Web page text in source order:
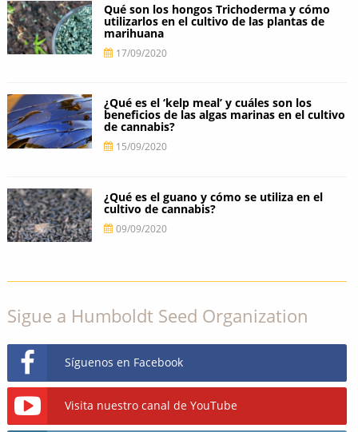
Qué son los hongos Trichoderma y cómo
utilizarlos en el cultivo de las plantas de
marihuana
17/09/2020
¿Qué es el ‘kelp meal’ y cuáles son los
beneficios de las algas marinas en el cultivo
de cannabis?
15/09/2020
¿Qué es el guano y cómo se utiliza en el
cultivo de cannabis?
09/09/2020
Sigue a Humboldt Seed Organization
Síguenos en Facebook
Visita nuestro canal de YouTube